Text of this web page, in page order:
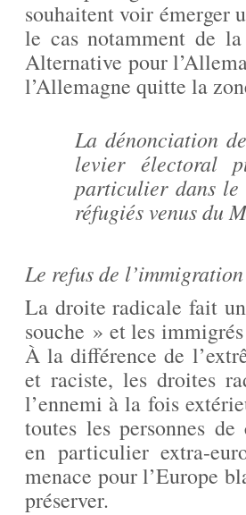
souhaitent voir émerger
le cas notamment de
Alternative pour
l’Allemagne quitte la
La dénonciation
levier électoral
particulier dans le
réfugiés venus du
Le refus de l’immigration
La droite radicale fait
souche » et les
À la différence de
et raciste, les droites
l’ennemi à la fois
toutes les personnes
en particulier extra-
menace pour l’Europe
préserver.